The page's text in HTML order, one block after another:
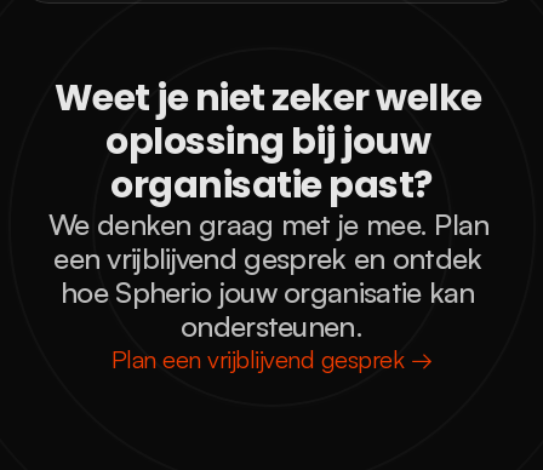
Weet je niet zeker welke
oplossing bij jouw
organisatie past?
We denken graag met je mee. Plan
een vrijblijvend gesprek en ontdek
hoe Spherio jouw organisatie kan
ondersteunen.
Plan een vrijblijvend gesprek →